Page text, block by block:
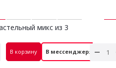
микс из 3
2 300 руб.
В корзину В мессенджер⚡